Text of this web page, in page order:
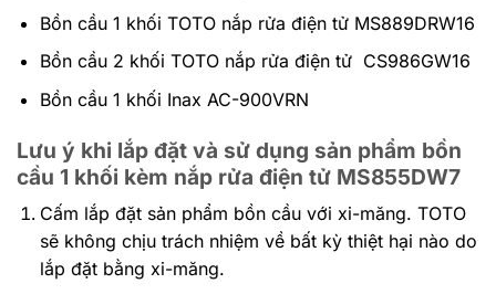
Bồn cầu 1 khối TOTO nắp rửa điện tử MS889DRW16
Bồn cầu 2 khối TOTO nắp rửa điện tử CS986GW16
Bồn cầu 1 khối Inax AC-900VRN
Lưu ý khi lắp đặt và sử dụng sản phẩm bồn
cầu 1 khối kèm nắp rửa điện tử MS855DW7
Cấm lắp đặt sản phẩm bồn cầu với xi-măng. TOTO
sẽ không chịu trách nhiệm về bất kỳ thiệt hại nào do
lắp đặt bằng xi-măng.